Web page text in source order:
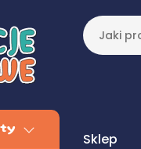
Sklep